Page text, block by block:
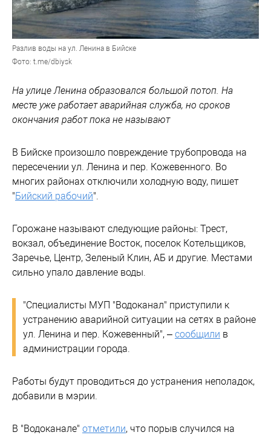
Разлив воды на ул. Ленина в Бийске
Фото: t.me/dbiysk
На улице Ленина образовался большой потоп. На
месте уже работает аварийная служба, но сроков
окончания работ пока не называют
В Бийске произошло повреждение трубопровода на
пересечении ул. Ленина и пер. Кожевенного. Во
многих районах отключили холодную воду, пишет
"Бийский рабочий".
Горожане называют следующие районы: Трест,
вокзал, объединение Восток, поселок Котельщиков,
Заречье, Центр, Зеленый Клин, АБ и другие. Местами
сильно упало давление воды.
"Специалисты МУП "Водоканал" приступили к
устранению аварийной ситуации на сетях в районе
ул. Ленина и пер. Кожевенный", – сообщили в
администрации города.
Работы будут проводиться до устранения неполадок,
добавили в мэрии.
В "Водоканале" отметили, что порыв случился на